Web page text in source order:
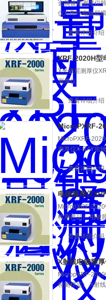
金属镀层测厚仪
仪X-RAY电镀层
查看详细介绍
XRF-2020H型
X光镀层测厚仪
测厚仪
查看详细介绍
MicroPXRF-
MicroPXRF-
测厚仪X-RAY电
查看详细介绍
电镀膜厚仪
MicropXRF-
检测样品） 电镀
查看详细介绍
X射线电镀膜
MicropXRF-
检测样品） X射